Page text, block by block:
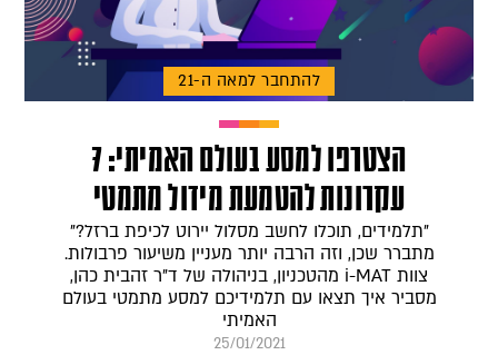
להתחבר למאה ה-21
הצטרפו למסע בעולם האמיתי: 7
עקרונות להטמעת מידול מתמטי
"תלמידים, תוכלו לחשב מסלול יירוט לכיפת ברזל?"
מתברר שכן, וזה הרבה יותר מעניין משיעור פרבולות.
צוות i-MAT מהטכניון, בניהולה של ד"ר זהבית כהן,
מסביר איך תצאו עם תלמידיכם למסע מתמטי בעולם
האמיתי
25/01/2021